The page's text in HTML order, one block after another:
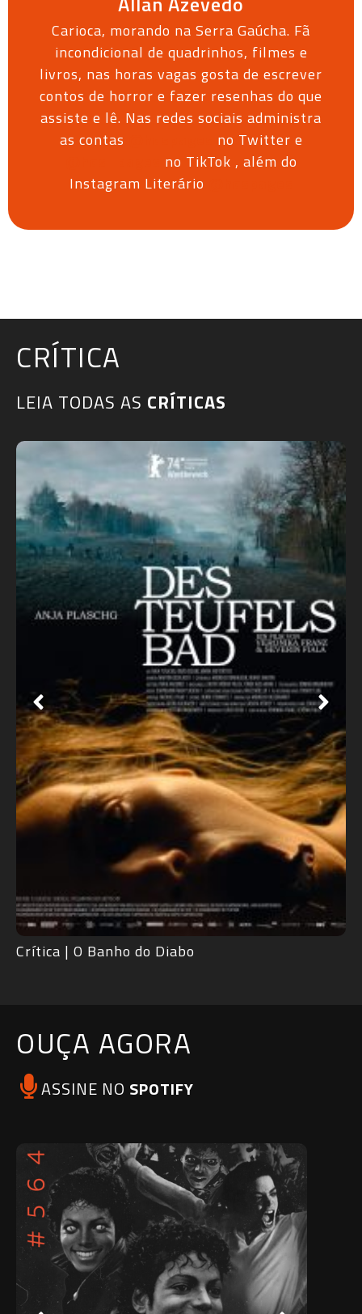
Carioca, morando na Serra Gaúcha. Fã
incondicional de quadrinhos, filmes e
livros, nas horas vagas gosta de escrever
contos de horror e fazer resenhas do que
assiste e lê. Nas redes sociais administra
as contas
no Twitter e
no TikTok , além do
Instagram Literário
CRÍTICA
LEIA TODAS AS CRÍTICAS​
RdMCast #529 – Frankenstein de Guillermo
Toro
OUÇA AGORA
ASSINE NO SPOTIFY